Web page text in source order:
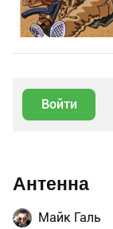
Войти
Антенна
Майк Галь